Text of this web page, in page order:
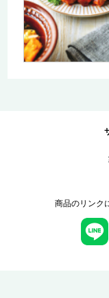
商品のリンク